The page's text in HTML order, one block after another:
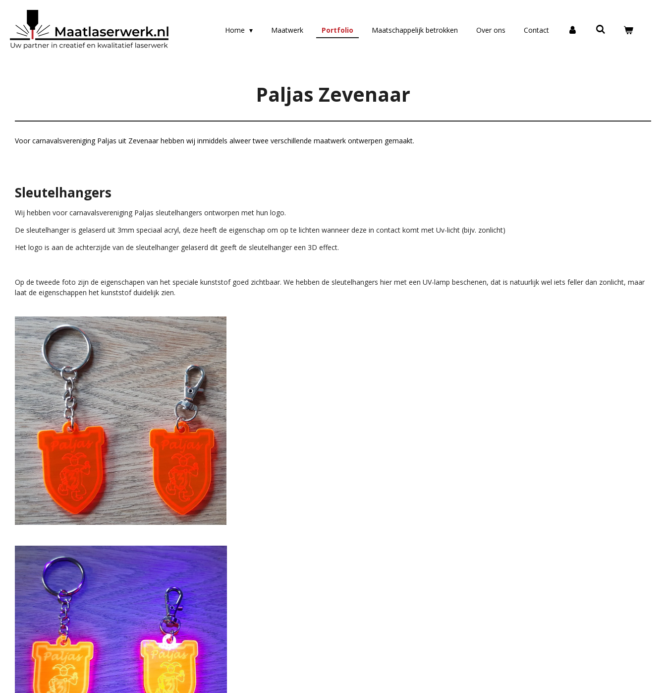
naar
de
hoofdinhoud
Home Maatwerk Portfolio Maatschappelijk betrokken Over ons Contact
Paljas Zevenaar
Voor carnavalsvereniging Paljas uit Zevenaar hebben wij inmiddels alweer twee verschillende maatwerk ontwerpen gemaakt.
Sleutelhangers
Wij hebben voor carnavalsvereniging Paljas sleutelhangers ontworpen met hun logo.
De sleutelhanger is gelaserd uit 3mm speciaal acryl, deze heeft de eigenschap om op te lichten wanneer deze in contact komt met Uv-licht (bijv. zonlicht)
Het logo is aan de achterzijde van de sleutelhanger gelaserd dit geeft de sleutelhanger een 3D effect.
Op de tweede foto zijn de eigenschapen van het speciale kunststof goed zichtbaar. We hebben de sleutelhangers hier met een UV-lamp beschenen, dat is natuurlijk wel iets feller dan zonlicht, maar
laat de eigenschappen het kunststof duidelijk zien.